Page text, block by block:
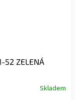
52 ZELENÁ
Skladem